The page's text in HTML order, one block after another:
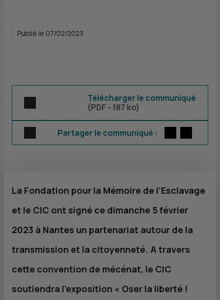
Publié le 07/02/2023
Télécharger le communiqué
(PDF - 187 ko)
Partager le communiqué :
La Fondation pour la Mémoire de l’Esclavage
et le CIC ont signé ce dimanche 5 février
2023 à Nantes un partenariat autour de la
transmission et la citoyenneté. A travers
cette convention de mécénat, le CIC
soutiendra l’exposition « Oser la liberté !